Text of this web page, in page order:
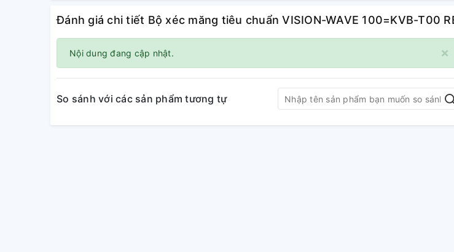
Đánh giá chi tiết Bộ xéc măng tiêu chuẩn VISION-WAVE 100=KVB-T00
×
Nội dung đang cập nhật.
So sánh với các sản phẩm tương tự